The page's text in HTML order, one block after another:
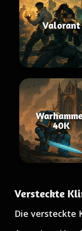
Valorant
40K
Versteckte
Die versteckte